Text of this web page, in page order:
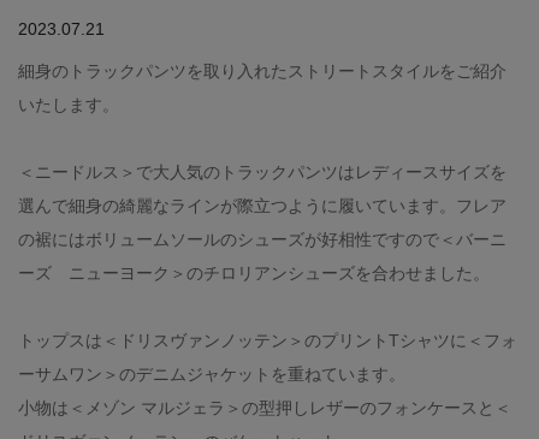
2023.07.21
細身のトラックパンツを取り入れたストリートスタイルをご紹介
いたします。
＜ニードルス＞で大人気のトラックパンツはレディースサイズを
選んで細身の綺麗なラインが際立つように履いています。フレア
の裾にはボリュームソールのシューズが好相性ですので＜バーニ
ーズ ニューヨーク＞のチロリアンシューズを合わせました。
トップスは＜ドリスヴァンノッテン＞のプリントTシャツに＜フォ
ーサムワン＞のデニムジャケットを重ねています。
小物は＜メゾン マルジェラ＞の型押しレザーのフォンケースと＜